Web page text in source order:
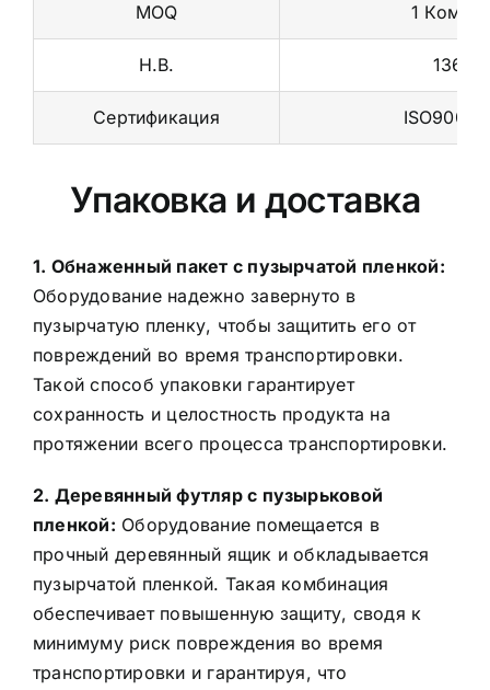
MOQ 1
Н.В. 136 кг
Сертификация ISO9001
Упаковка и доставка
1. Обнаженный пакет с пузырчатой пленкой:
Оборудование надежно завернуто в
пузырчатую пленку, чтобы защитить его от
повреждений во время транспортировки.
Такой способ упаковки гарантирует
сохранность и целостность продукта на
протяжении всего процесса транспортировки.
2. Деревянный футляр с пузырьковой
пленкой: Оборудование помещается в
прочный деревянный ящик и обкладывается
пузырчатой пленкой. Такая комбинация
обеспечивает повышенную защиту, сводя к
минимуму риск повреждения во время
транспортировки и гарантируя, что